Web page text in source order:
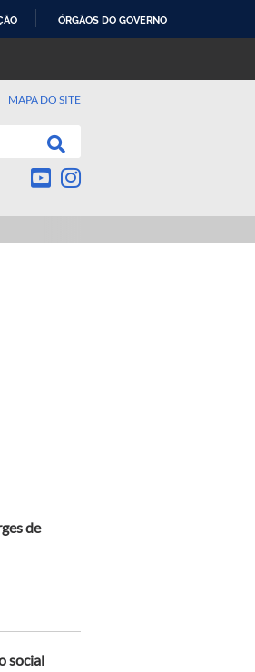
ÓRGÃOS DO GOVERNO
MAPA DO SITE
de
social